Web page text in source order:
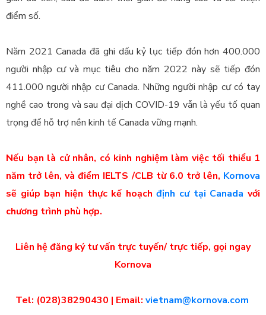
điểm số.
Năm 2021 Canada đã ghi dấu kỷ lục tiếp đón hơn 400.000
người nhập cư và mục tiêu cho năm 2022 này sẽ tiếp đón
411.000 người nhập cư Canada. Những người nhập cư có tay
nghề cao trong và sau đại dịch COVID-19 vẫn là yếu tố quan
trọng để hỗ trợ nền kinh tế Canada vững mạnh.
Nếu bạn là cử nhân, có kinh nghiệm làm việc tối thiểu 1
năm trở lên, và điểm IELTS /CLB từ 6.0 trở lên, Kornova
sẽ giúp bạn hiện thực kế hoạchđịnh cư tại Canada với
chương trình phù hợp.
Liên hệ đăng ký tư vấn trực tuyến/ trực tiếp, gọi ngay
Kornova
Tel: (028)38290430 | Email: vietnam@kornova.com